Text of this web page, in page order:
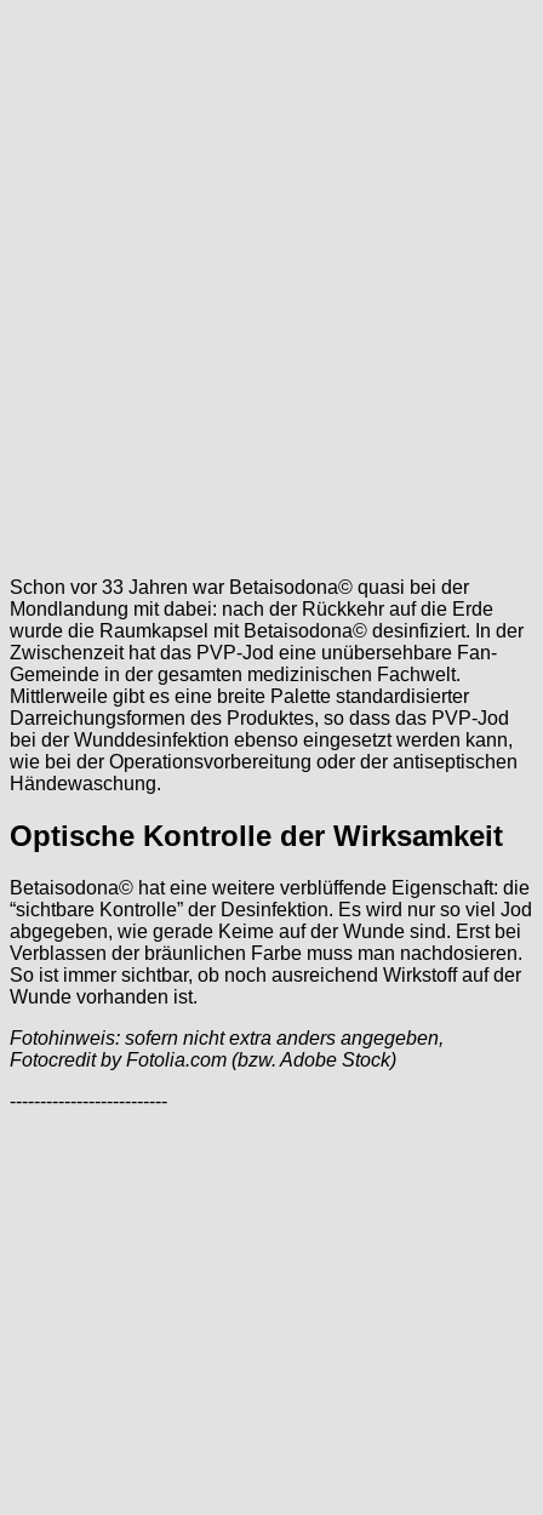
Schon vor 33 Jahren war Betaisodona© quasi bei der
Mondlandung mit dabei: nach der Rückkehr auf die Erde
wurde die Raumkapsel mit Betaisodona© desinfiziert. In der
Zwischenzeit hat das PVP-Jod eine unübersehbare Fan-
Gemeinde in der gesamten medizinischen Fachwelt.
Mittlerweile gibt es eine breite Palette standardisierter
Darreichungsformen des Produktes, so dass das PVP-Jod
bei der Wunddesinfektion ebenso eingesetzt werden kann,
wie bei der Operationsvorbereitung oder der antiseptischen
Händewaschung.
Optische Kontrolle der Wirksamkeit
Betaisodona© hat eine weitere verblüffende Eigenschaft: die
“sichtbare Kontrolle” der Desinfektion. Es wird nur so viel Jod
abgegeben, wie gerade Keime auf der Wunde sind. Erst bei
Verblassen der bräunlichen Farbe muss man nachdosieren.
So ist immer sichtbar, ob noch ausreichend Wirkstoff auf der
Wunde vorhanden ist.
Fotohinweis: sofern nicht extra anders angegeben,
Fotocredit by Fotolia.com (bzw. Adobe Stock)
--------------------------